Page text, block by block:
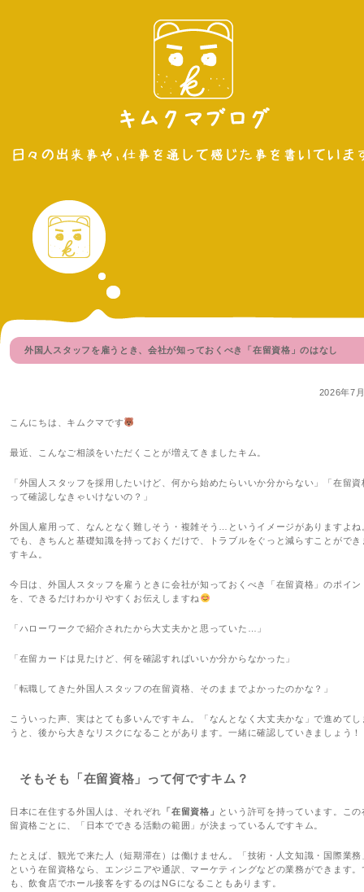
外国人スタッフを雇うとき、会社が知っておくべき「在留資格」のはなし
2026年7
こんにちは、キムクマです
最近、こんなご相談をいただくことが増えてきましたキム。
「外国人スタッフを採用したいけど、何から始めたらいいか分からない」「在留資
って確認しなきゃいけないの？」
外国人雇用って、なんとなく難しそう・複雑そう…というイメージがありますよね
でも、きちんと基礎知識を持っておくだけで、トラブルをぐっと減らすことができ
すキム。
今日は、外国人スタッフを雇うときに会社が知っておくべき「在留資格」のポイン
を、できるだけわかりやすくお伝えしますね
「ハローワークで紹介されたから大丈夫かと思っていた…」
「在留カードは見たけど、何を確認すればいいか分からなかった」
「転職してきた外国人スタッフの在留資格、そのままでよかったのかな？」
こういった声、実はとても多いんですキム。「なんとなく大丈夫かな」で進めてし
うと、後から大きなリスクになることがあります。一緒に確認していきましょう！
そもそも「在留資格」って何ですキム？
日本に在住する外国人は、それぞれ 「在留資格」
という許可を持っています。この
留資格ごとに、「日本でできる活動の範囲」が決まっているんですキム。
たとえば、観光で来た人（短期滞在）は働けません。「技術・人文知識・国際業務
という在留資格なら、エンジニアや通訳、マーケティングなどの業務ができます。
も、飲食店でホール接客をするのはNGになることもあります。